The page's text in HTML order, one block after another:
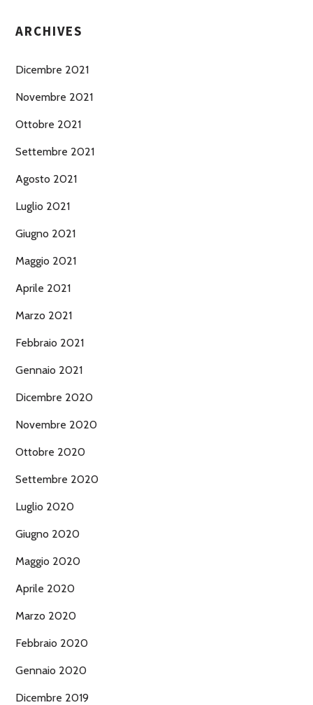
ARCHIVES
Dicembre 2021
Novembre 2021
Ottobre 2021
Settembre 2021
Agosto 2021
Luglio 2021
Giugno 2021
Maggio 2021
Aprile 2021
Marzo 2021
Febbraio 2021
Gennaio 2021
Dicembre 2020
Novembre 2020
Ottobre 2020
Settembre 2020
Luglio 2020
Giugno 2020
Maggio 2020
Aprile 2020
Marzo 2020
Febbraio 2020
Gennaio 2020
Dicembre 2019